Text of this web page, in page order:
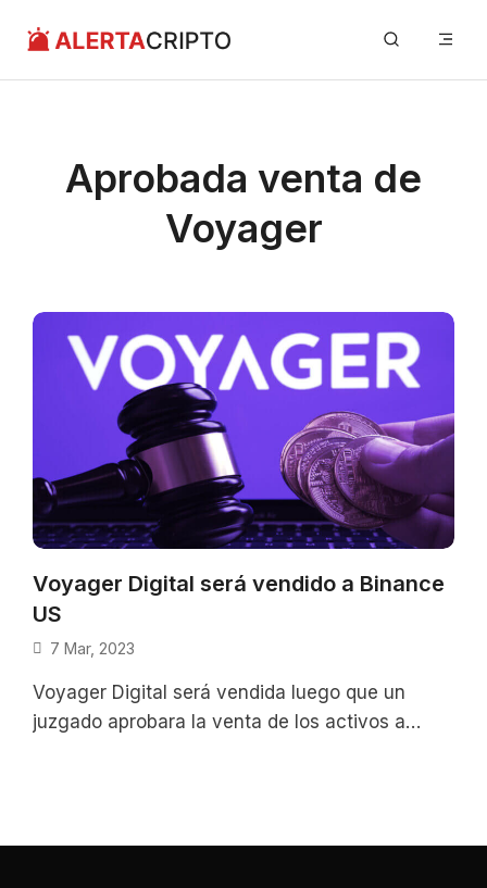
contenido
Aprobada venta de
Voyager
Voyager Digital será vendido a Binance
US
7 Mar, 2023
Voyager Digital será vendida luego que un
juzgado aprobara la venta de los activos a